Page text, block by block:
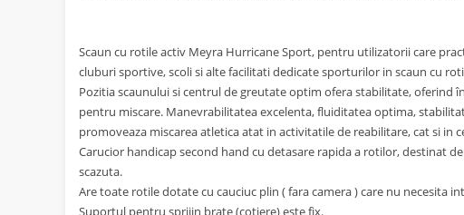
Scaun cu rotile activ Meyra Hurricane Sport, pentru utilizatorii care
cluburi sportive, scoli si alte facilitati dedicate sporturilor in scaun cu
Pozitia scaunului si centrul de greutate optim ofera stabilitate, oferind
pentru miscare. Manevrabilitatea excelenta, fluiditatea optima,
promoveaza miscarea atletica atat in activitatile de reabilitare, cat si in
Carucior handicap second hand cu detasare rapida a rotilor, destinat
scazuta.
Are toate rotile dotate cu cauciuc plin ( fara camera ) care nu necesita
Suportul pentru sprijin brate (cotiere) este fix.